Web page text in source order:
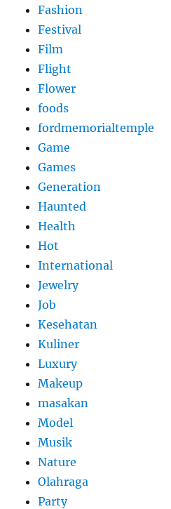
Fashion
Festival
Film
Flight
Flower
foods
fordmemorialtemple
Game
Games
Generation
Haunted
Health
Hot
International
Jewelry
Job
Kesehatan
Kuliner
Luxury
Makeup
masakan
Model
Musik
Nature
Olahraga
Party